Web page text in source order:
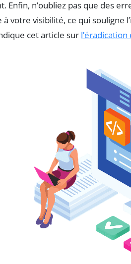
Enfin, n’oubliez pas que des
votre visibilité, ce qui souligne
cet article sur